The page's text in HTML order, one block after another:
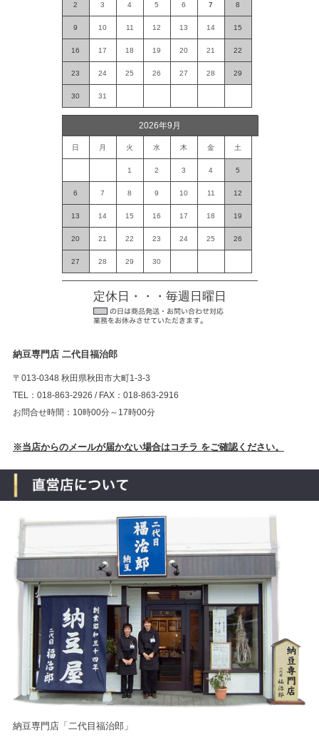
2 3 4 5 6 7 8
9 10 11 12 13 14 15
16 17 18 19 20 21 22
23 24 25 26 27 28 29
30 31
2026年9月
日 月 火 水 木 金 土
1 2 3 4 5
6 7 8 9 10 11 12
13 14 15 16 17 18 19
20 21 22 23 24 25 26
27 28 29 30
定休日・・・毎週日曜日
納豆専門店 二代目福治郎
〒013-0348 秋田県秋田市大町1-3-3
TEL：018-863-2926 / FAX：018-863-2916
お問合せ時間：10時00分～17時00分
※当店からのメールが届かない場合はコチラ をご確認ください。
納豆専門店「二代目福治郎」